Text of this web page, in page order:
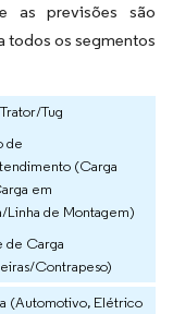
as previsões são
todos os segmentos
Tug
de
(Carga
em
Linha de Montagem)
de Carga
Contrapeso)
(Automotivo, Elétrico